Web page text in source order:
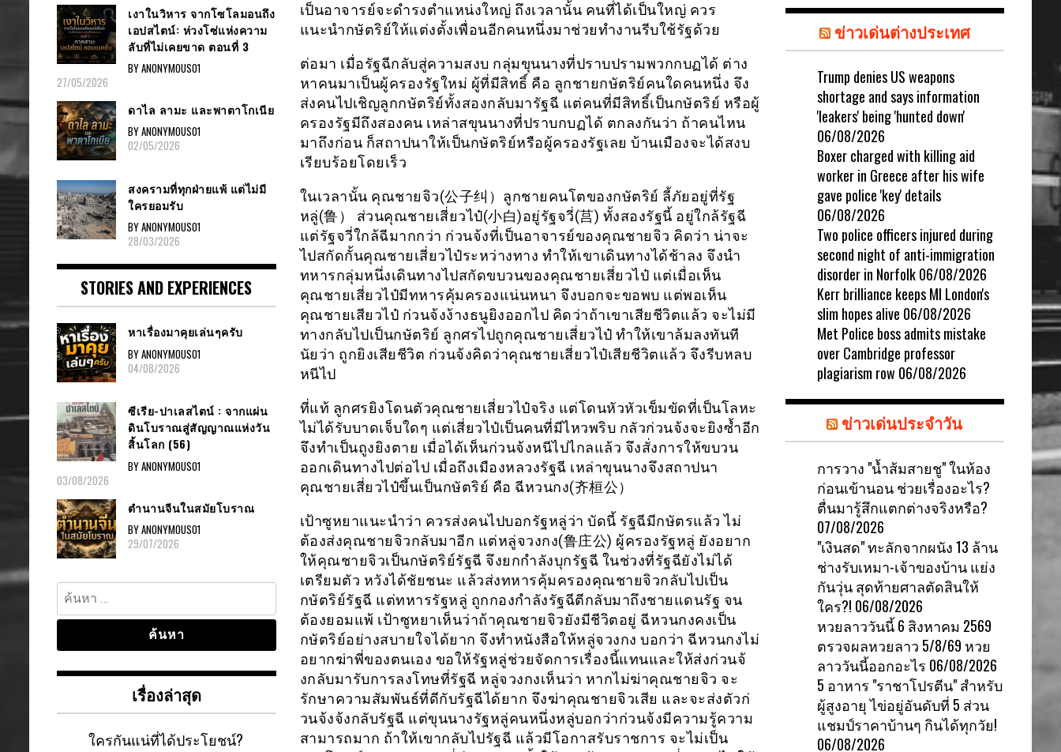
เป็นอาจารย์จะดำรงตำแหน่งใหญ่ ถึงเวลานั้น คนที่ได้เป็นใหญ่ ควร
แนะนำกษัตริย์ให้แต่งตั้งเพื่อนอีกคนหนึ่งมาช่วยทำงานรีบใช้รัฐด้วย
ต่อมา เมื่อรัฐฉีกลับสู่ความสงบ กลุ่มขุนนางที่ปราบปรามพวกกบฏได้ ต่าง
หาคนมาเป็นผู้ครองรัฐใหม่ ผู้ที่มีสิทธิ์ คือ ลูกชายกษัตริย์คนใดคนหนึ่ง จึง
ส่งคนไปเชิญลูกกษัตริย์ทั้งสองกลับมารัฐฉี แต่คนที่มีสิทธิ์เป็นกษัตริย์ หรือผู้
ครองรัฐมีถึงสองคน เหล่าสขุนนางที่ปราบกบฏได้ ตกลงกันว่า ถ้าคนไหน
มาถึงก่อน ก็สถาปนาให้เป็นกษัตริย์หรือผู้ครองรัฐเลย บ้านเมืองจะได้สงบ
เรียบร้อยโดยเร็ว
ในเวลานั้น คุณชายจิว(公子纠）ลูกชายคนโตของกษัตริย์ ลี้ภัยอยู่ที่รัฐ
หลู่(鲁） ส่วนคุณชายเสี่ยวไป๋(小白)อยู่รัฐจวี่(莒) ทั้งสองรัฐนี้ อยู่ใกล้รัฐฉี
แต่รัฐจวี่ใกล้ฉีมากกว่า ก่วนจ้งที่เป็นอาจารย์ของคุณชายจิว คิดว่า น่าจะ
ไปสกัดกั้นคุณชายเสี่ยวไป๋ระหว่างทาง ทำให้เขาเดินทางได้ช้าลง จึงนำ
ทหารกลุ่มหนึ่งเดินทางไปสกัดขบวนของคุณชายเสี่ยวไป๋ แต่เมื่อเห็น
คุณชายเสี่ยวไป๋มีทหารคุ้มครองแน่นหนา จึงบอกจะขอพบ แต่พอเห็น
คุณชายเสียวไป๋ ก่วนจ้งง้างธนูยิงออกไป คิดว่าถ้าเขาเสียชีวิตแล้ว จะไม่มี
ทางกลับไปเป็นกษัตริย์ ลูกศรไปถูกคุณชายเสี่ยวไป๋ ทำให้เขาล้มลงทันที
นัยว่า ถูกยิงเสียชีวิต ก่วนจ้งคิดว่าคุณชายเสี่ยวไป๋เสียชีวิตแล้ว จึงรีบหลบ
หนีไป
ที่แท้ ลูกศรยิงโดนตัวคุณชายเสี่ยวไป๋จริง แต่โดนหัวหัวเข็มขัดที่เป็นโลหะ
ไม่ได้รับบาดเจ็บใดๆ แต่เสี่ยวไป๋เป็นคนที่มีไหวพริบ กลัวก่วนจ้งจะยิงซํ้าอีก
จึงทำเป็นถูงยิงตาย เมื่อได้เห็นก่วนจ้งหนีไปไกลแล้ว จึงสั่งการให้ขบวน
ออกเดินทางไปต่อไป เมื่อถึงเมืองหลวงรัฐฉี เหล่าขุนนางจึงสถาปนา
คุณชายเสี่ยวไป๋ขึ้นเป็นกษัตริย์ คือ ฉีหวนกง(齐桓公）
เป้าซูหยาแนะนำว่า ควรส่งคนไปบอกรัฐหลู่ว่า บัดนี้ รัฐฉีมีกษัตรแล้ว ไม่
ต้องส่งคุณชายจิวกลับมาอีก แต่หลู่จวงกง(鲁庄公) ผู้ครองรัฐหลู่ ยังอยาก
ให้คุณชายจิวเป็นกษัตริย์รัฐฉี จึงยกกำลังบุกรัฐฉี ในช่วงที่รัฐฉียังไม่ได้
เตรียมตัว หวังได้ชัยชนะ แล้วส่งทหารคุ้มครองคุณชายจิวกลับไปเป็น
กษัตริย์รัฐฉี แต่ทหารรัฐหลู่ ถูกกองกำลังรัฐฉีตีกลับมาถึงชายแดนรัฐ จน
ต้องยอมแพ้ เป้าซูหยาเห็นว่าถ้าคุณชายจิวยังมีชีวิตอยู่ ฉีหวนกงคงเป็น
กษัตริย์อย่างสบายใจได้ยาก จึงทำหนังสือให้หลู่จวงกง บอกว่า ฉีหวนกงไม่
อยากฆ่าพี่ของตนเอง ขอให้รัฐหลู่ช่วยจัดการเรื่องนี้แทนและให้ส่งก่วนจ้
งกลับมารับการลงโทษที่รัฐฉี หลู่จวงกงเห็นว่า หากไม่ฆ่าคุณชายจิว จะ
รักษาความสัมพันธ์ที่ดีกับรัฐฉีได้ยาก จึงฆ่าคุณชายจิวเสีย และจะส่งตัวก่
วนจ้งจ้งกลับรัฐฉี แต่ขุนนางรัฐหลู่คนหนึ่งหลู่บอกว่าก่วนจ้งมีความรู้ความ
สามารถมาก ถ้าให้เขากลับไปรัฐฉี แล้วมีโอกาสรับราชการ จะไม่เป็น
เงาในวิหาร จากโซโลมอนถึง
เอปสไตน์: ห่วงโซ่แห่งความ
ลับที่ไม่เคยขาด ตอนที่ 3
BY ANONYMOUS01
27/05/2026
ดาไล ลามะ และพาตาโกเนีย
BY ANONYMOUS01
02/05/2026
สงครามที่ทุกฝ่ายแพ้ แต่ไม่มี
ใครยอมรับ
BY ANONYMOUS01
28/03/2026
STORIES AND EXPERIENCES
หาเรื่องมาคุยเล่นๆครับ
BY ANONYMOUS01
04/08/2026
ซีเรีย-ปาเลสไตน์ : จากแผ่น
ดินโบราณสู่สัญญาณแห่งวัน
สิ้นโลก (56)
BY ANONYMOUS01
03/08/2026
ตำนานจีนในสมัยโบราณ
BY ANONYMOUS01
29/07/2026
ค้นหา
สำหรับ:
เรื่องล่าสุด
ใครกันแน่ที่ได้ประโยชน์?
ข่าวเด่นต่างประเทศ
Trump denies US weapons
shortage and says information
'leakers' being 'hunted down'
06/08/2026
Boxer charged with killing aid
worker in Greece after his wife
gave police 'key' details
06/08/2026
Two police officers injured during
second night of anti-immigration
disorder in Norfolk 06/08/2026
Kerr brilliance keeps MI London's
slim hopes alive 06/08/2026
Met Police boss admits mistake
over Cambridge professor
plagiarism row 06/08/2026
ข่าวเด่นประจำวัน
การวาง "น้ำส้มสายชู" ในห้อง
ก่อนเข้านอน ช่วยเรื่องอะไร?
ตื่นมารู้สึกแตกต่างจริงหรือ?
07/08/2026
"เงินสด" ทะลักจากผนัง 13 ล้าน
ช่างรับเหมา-เจ้าของบ้าน แย่ง
กันวุ่น สุดท้ายศาลตัดสินให้
ใคร?! 06/08/2026
หวยลาววันนี้ 6 สิงหาคม 2569
ตรวจผลหวยลาว 5/8/69 หวย
ลาววันนี้ออกอะไร 06/08/2026
5 อาหาร "ราชาโปรตีน" สำหรับ
ผู้สูงอายุ ไข่อยู่อันดับที่ 5 ส่วน
แชมป์ราคาบ้านๆ กินได้ทุกวัย!
06/08/2026